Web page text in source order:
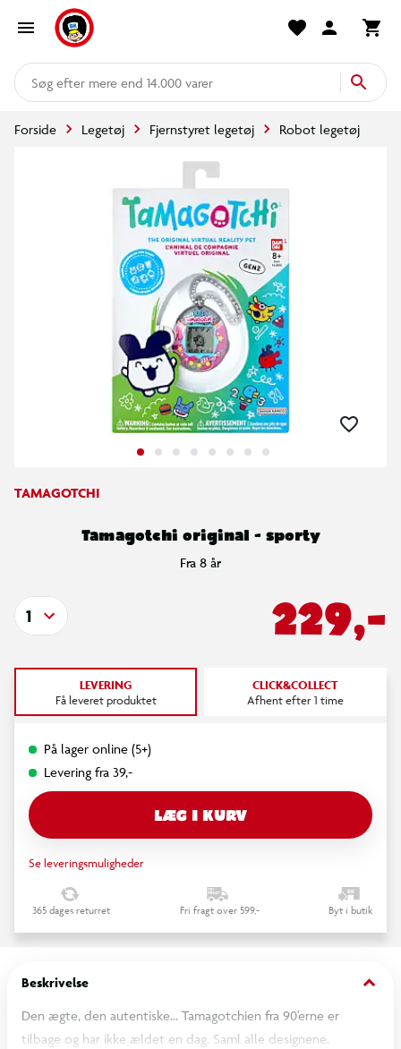
mere end 14.000 varer
Forside Legetøj Fjernstyret legetøj Robot legetøj
TAMAGOTCHI
Tamagotchi original - sporty
Fra 8 år
229,-
1
LEVERING
Få leveret produktet
CLICK&COLLECT
Afhent efter 1 time
På lager online (5+)
Levering fra 39,-
LÆG I KURV
Se leveringsmuligheder
365 dages returret Fri fragt over 599,- Byt i butik
Beskrivelse keyboard_arrow_down
Den ægte, den autentiske... Tamagotchien fra 90'erne er
tilbage og har ikke ældet en dag. Saml alle designene.